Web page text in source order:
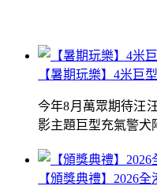
【暑期玩樂】4米巨
今年8月萬眾期待汪
影主題巨型充氣警犬
【頒獎典禮】2026